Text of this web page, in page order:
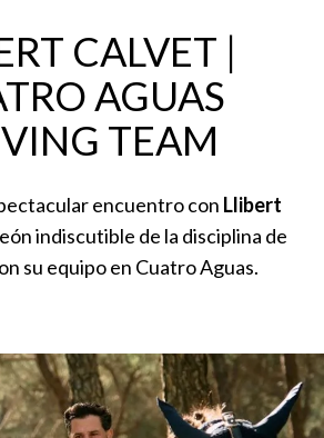
CALVET |
AGUAS
TEAM
encuentro con Llibert
indiscutible de la disciplina de
su equipo en Cuatro Aguas.